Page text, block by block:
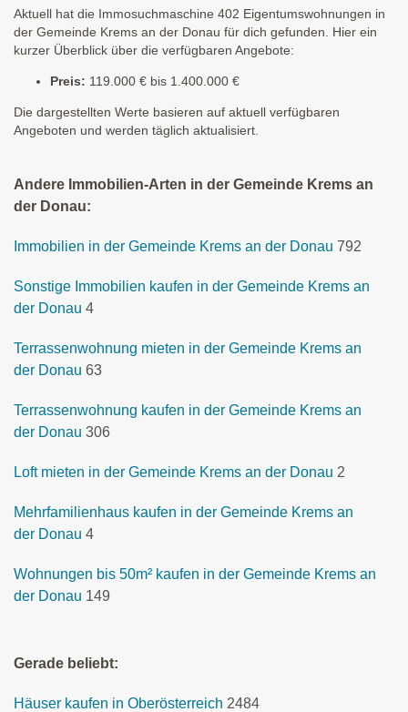
Aktuell hat die Immosuchmaschine 402 Eigentumswohnungen in
der Gemeinde Krems an der Donau für dich gefunden. Hier ein
kurzer Überblick über die verfügbaren Angebote:
Preis: 119.000 € bis 1.400.000 €
Die dargestellten Werte basieren auf aktuell verfügbaren
Angeboten und werden täglich aktualisiert.
Andere Immobilien-Arten in der Gemeinde Krems an
der Donau:
Immobilien in der Gemeinde Krems an der Donau 792
Sonstige Immobilien kaufen in der Gemeinde Krems an
der Donau 4
Terrassenwohnung mieten in der Gemeinde Krems an
der Donau 63
Terrassenwohnung kaufen in der Gemeinde Krems an
der Donau 306
Loft mieten in der Gemeinde Krems an der Donau 2
Mehrfamilienhaus kaufen in der Gemeinde Krems an
der Donau 4
Wohnungen bis 50m² kaufen in der Gemeinde Krems an
der Donau 149
Gerade beliebt:
Häuser kaufen in Oberösterreich 2484